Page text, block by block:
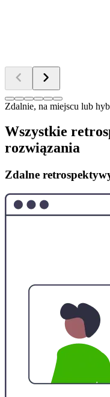
Zdalnie, na miejscu lub
Wszystkie
rozwiązania
Zdalne